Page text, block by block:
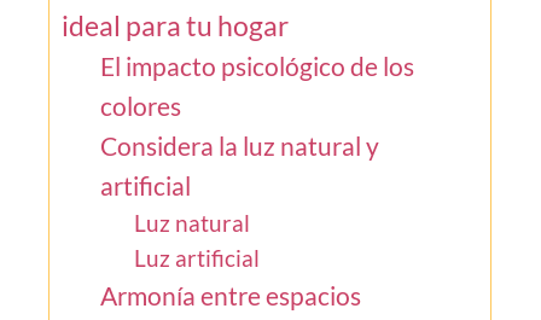
ideal para tu hogar
El impacto psicológico de los
colores
Considera la luz natural y
artificial
Luz natural
Luz artificial
Armonía entre espacios